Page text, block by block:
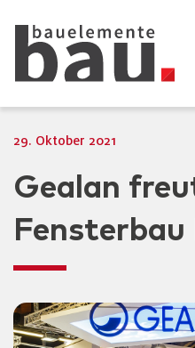
29. Oktober 2021
Gealan